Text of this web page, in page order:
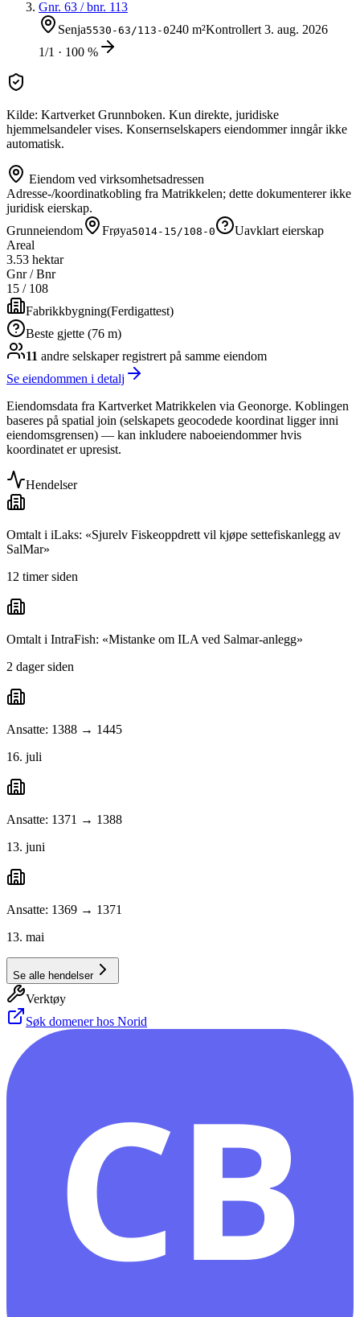
Gnr. 63 / bnr. 113
Senja5530-63/113-0240 m²Kontrollert3. aug. 2026
1/1 · 100 %
Kilde: Kartverket Grunnboken. Kun direkte, juridiske
hjemmelsandeler vises. Konsernselskapers eiendommer inngår ikke
automatisk.
Eiendom ved virksomhetsadressen
Adresse-/koordinatkobling fra Matrikkelen; dette dokumenterer ikke
juridisk eierskap.
Grunneiendom
Frøya5014-15/108-0
Uavklart eierskap
Areal
3.53 hektar
Gnr / Bnr
15 / 108
Fabrikkbygning(Ferdigattest)
Beste gjette (76 m)
11 andre selskaperregistrert på samme eiendom
Se eiendommen i detalj
Eiendomsdata fra Kartverket Matrikkelen via Geonorge. Koblingen
baseres på spatial join (selskapets geocodede koordinat ligger inni
eiendomsgrensen) — kan inkludere naboeiendommer hvis
koordinatet er upresist.
Hendelser
Omtalt i iLaks: «Sjurelv Fiskeoppdrett vil kjøpe settefiskanlegg av
SalMar»
12 timer siden
Omtalt i IntraFish: «Mistanke om ILA ved Salmar-anlegg»
2 dager siden
Ansatte: 1388 → 1445
16. juli
Ansatte: 1371 → 1388
13. juni
Ansatte: 1369 → 1371
13. mai
Se alle hendelser
Verktøy
Søk domener hos Norid
CB